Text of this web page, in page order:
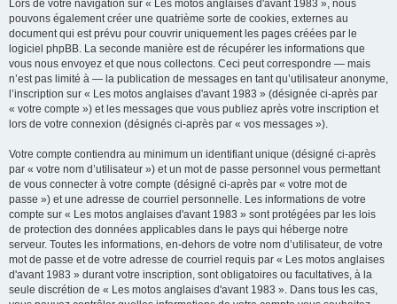
Lors de votre navigation sur « Les motos anglaises d'avant 1983 », nous
pouvons également créer une quatrième sorte de cookies, externes au
document qui est prévu pour couvrir uniquement les pages créées par le
logiciel phpBB. La seconde manière est de récupérer les informations que
vous nous envoyez et que nous collectons. Ceci peut correspondre — mais
n’est pas limité à — la publication de messages en tant qu’utilisateur anonyme,
l’inscription sur « Les motos anglaises d'avant 1983 » (désignée ci-après par
« votre compte ») et les messages que vous publiez après votre inscription et
lors de votre connexion (désignés ci-après par « vos messages »).
Votre compte contiendra au minimum un identifiant unique (désigné ci-après
par « votre nom d’utilisateur ») et un mot de passe personnel vous permettant
de vous connecter à votre compte (désigné ci-après par « votre mot de
passe ») et une adresse de courriel personnelle. Les informations de votre
compte sur « Les motos anglaises d'avant 1983 » sont protégées par les lois
de protection des données applicables dans le pays qui héberge notre
serveur. Toutes les informations, en-dehors de votre nom d’utilisateur, de votre
mot de passe et de votre adresse de courriel requis par « Les motos anglaises
d'avant 1983 » durant votre inscription, sont obligatoires ou facultatives, à la
seule discrétion de « Les motos anglaises d'avant 1983 ». Dans tous les cas,